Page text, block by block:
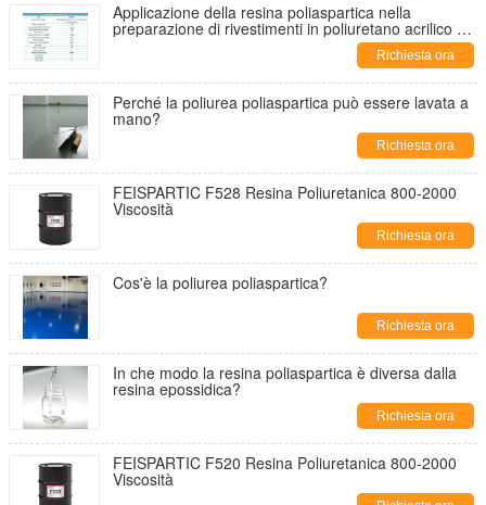
Applicazione della resina poliaspartica nella
preparazione di rivestimenti in poliuretano acrilico ad
Richiesta ora
Perché la poliurea poliaspartica può essere lavata a
mano?
Richiesta ora
FEISPARTIC F528 Resina Poliuretanica 800-2000
Viscosità
Richiesta ora
Cos'è la poliurea poliaspartica?
Richiesta ora
In che modo la resina poliaspartica è diversa dalla
resina epossidica?
Richiesta ora
FEISPARTIC F520 Resina Poliuretanica 800-2000
Viscosità